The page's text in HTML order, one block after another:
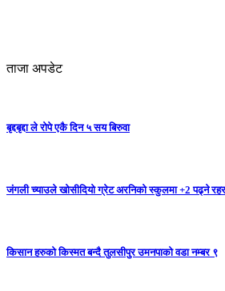
ताजा अपडेट
बृद्दबृद्दा ले रोपे एकै दिन ५ सय बिरुवा
जंगली च्याउले खोसीदियो ग्रेट अरनिको स्कुलमा +2 पढ्ने रहर
किसान हरुको किस्मत बन्दै तुलसीपुर उमनपाको वडा नम्बर ९